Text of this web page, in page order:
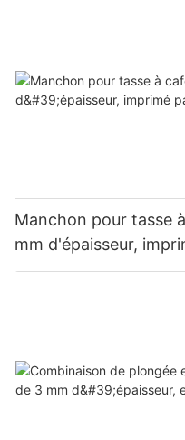
Manchon pour tasse
mm d'épaisseur,
thermique.